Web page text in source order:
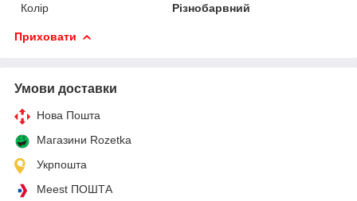
Колір
Різнобарвний
Приховати
Умови доставки
Нова Пошта
Магазини Rozetka
Укрпошта
Meest ПОШТА